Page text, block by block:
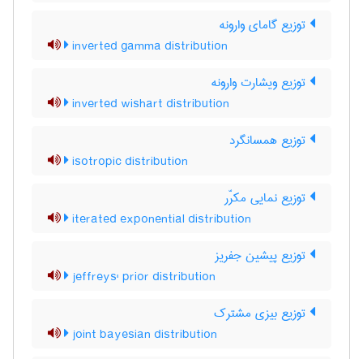
توزیع گامای وارونه
inverted gamma distribution
توزیع ویشارت وارونه
inverted wishart distribution
توزیع همسانگرد
isotropic distribution
توزیع نمایی مکرّر
iterated exponential distribution
توزیع پیشین جفریز
jeffreys' prior distribution
توزیع بیزی مشترک
joint bayesian distribution